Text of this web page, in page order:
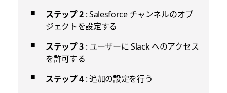
ステップ 2: Salesforce チャンネルのオブ
ジェクトを設定する
ステップ 3: ユーザーに Slack へのアクセス
を許可する
ステップ 4: 追加の設定を行う